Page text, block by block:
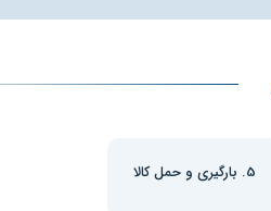
5. بارگیری و حمل کالا